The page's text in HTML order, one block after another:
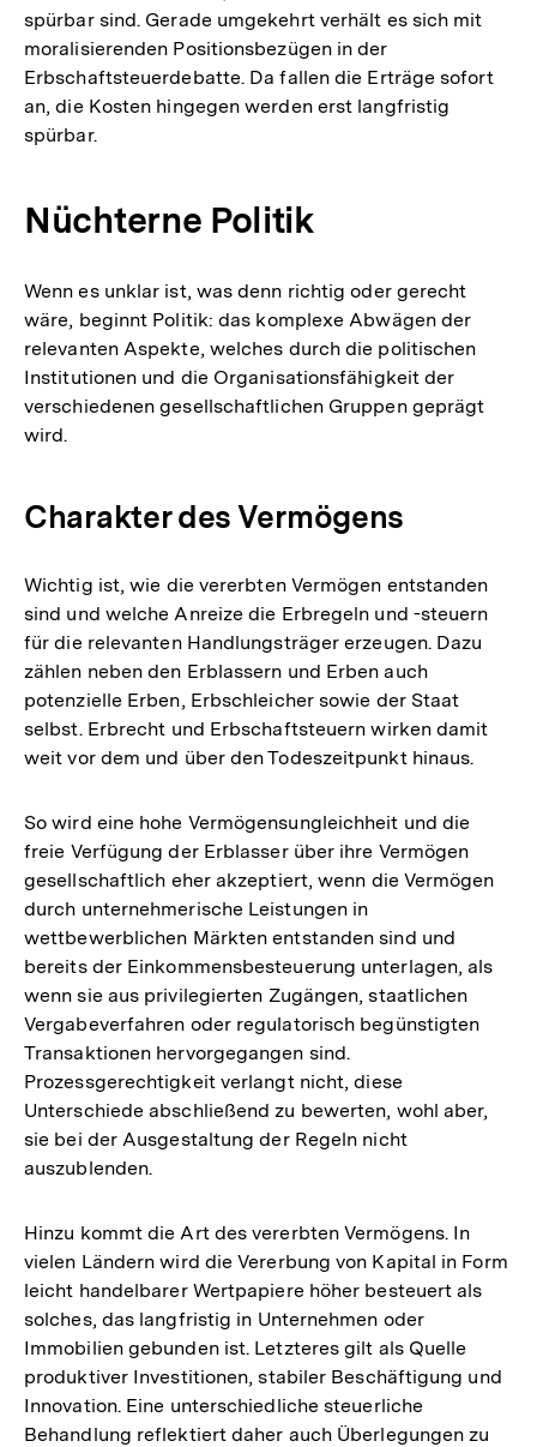
spürbar sind. Gerade umgekehrt verhält es sich mit
moralisierenden Positionsbezügen in der
Erbschaftsteuerdebatte. Da fallen die Erträge sofort
an, die Kosten hingegen werden erst langfristig
spürbar.
Nüchterne Politik
Wenn es unklar ist, was denn richtig oder gerecht
wäre, beginnt Politik: das komplexe Abwägen der
relevanten Aspekte, welches durch die politischen
Institutionen und die Organisationsfähigkeit der
verschiedenen gesellschaftlichen Gruppen geprägt
wird.
Charakter des Vermögens
Wichtig ist, wie die vererbten Vermögen entstanden
sind und welche Anreize die Erbregeln und -steuern
für die relevanten Handlungsträger erzeugen. Dazu
zählen neben den Erblassern und Erben auch
potenzielle Erben, Erbschleicher sowie der Staat
selbst. Erbrecht und Erbschaftsteuern wirken damit
weit vor dem und über den Todeszeitpunkt hinaus.
So wird eine hohe Vermögensungleichheit und die
freie Verfügung der Erblasser über ihre Vermögen
gesellschaftlich eher akzeptiert, wenn die Vermögen
durch unternehmerische Leistungen in
wettbewerblichen Märkten entstanden sind und
bereits der Einkommensbesteuerung unterlagen, als
wenn sie aus privilegierten Zugängen, staatlichen
Vergabeverfahren oder regulatorisch begünstigten
Transaktionen hervorgegangen sind.
Prozessgerechtigkeit verlangt nicht, diese
Unterschiede abschließend zu bewerten, wohl aber,
sie bei der Ausgestaltung der Regeln nicht
auszublenden.
Hinzu kommt die Art des vererbten Vermögens. In
vielen Ländern wird die Vererbung von Kapital in Form
leicht handelbarer Wertpapiere höher besteuert als
solches, das langfristig in Unternehmen oder
Immobilien gebunden ist. Letzteres gilt als Quelle
produktiver Investitionen, stabiler Beschäftigung und
Innovation. Eine unterschiedliche steuerliche
Behandlung reflektiert daher auch Überlegungen zu